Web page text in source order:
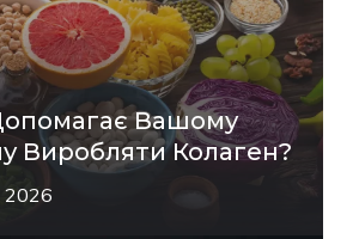
Вашому
Виробляти Колаген?
2026